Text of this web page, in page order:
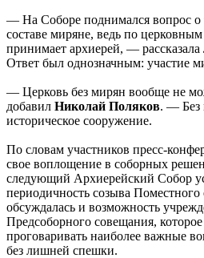
— На Соборе поднимался вопрос
составе миряне, ведь по
принимает архиерей, — рассказала
Ответ был однозначным: участие
— Церковь без мирян вообще не
добавил Николай Поляков. — Без
историческое сооружение.
По словам участников пресс-
свое воплощение в соборных
следующий Архиерейский Собор
периодичность созыва Поместного
обсуждалась и возможность
Предсоборного совещания,
проговаривать наиболее важные
без лишней спешки.